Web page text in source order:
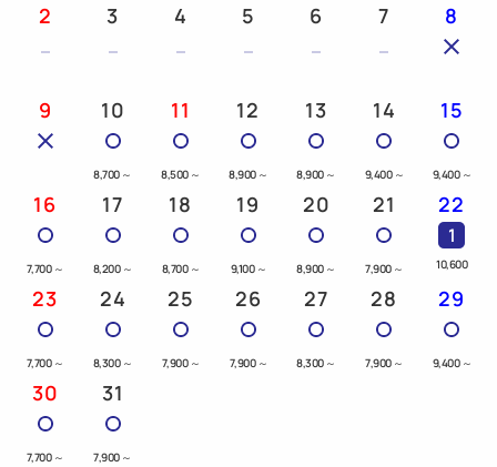
グなどのアメニティバーをご用意しております。
・ＪＲ「佐世保駅」東口から徒歩から徒歩3分
・高速バスターミナルから徒歩1分
・西九州自動車道「佐世保みなとIC」から車で５分
━━駐車場について━━
・ホテル駐車場は先着順でございます。満車時はお近
くの駐車場をご案内いたします。
トラックなどの特殊車両はスペースに限りがありま
すので、事前にご連絡くださいませ。
※ホテル駐車料金：1，000円（普通車/１泊）
━━エコ清掃のご案内━━
2 3 4 5 6 7 8
9 10
8,700 ～
11
8,500 ～
12
8,900 ～
13
8,900 ～
14
9,400 ～
15
9,400 ～
16
7,700 ～
17
8,200 ～
18
8,700 ～
19
9,100 ～
20
8,900 ～
21
7,900 ～
22
1
10,600
23
7,700 ～
24
8,300 ～
25
7,900 ～
26
7,900 ～
27
8,300 ～
28
7,900 ～
29
9,400 ～
30
7,700 ～
31
7,900 ～